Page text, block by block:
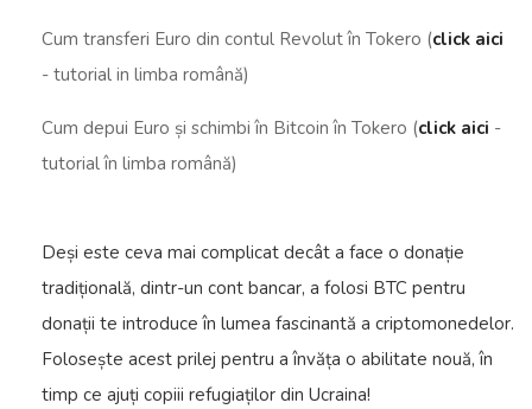
Cum transferi Euro din contul Revolut în Tokero (click aici
- tutorial in limba română)
Cum depui Euro și schimbi în Bitcoin în Tokero (click aici -
tutorial în limba română)
Deși este ceva mai complicat decât a face o donație
tradițională, dintr-un cont bancar, a folosi BTC pentru
donații te introduce în lumea fascinantă a criptomonedelor.
Folosește acest prilej pentru a învăța o abilitate nouă, în
timp ce ajuți copiii refugiaților din Ucraina!